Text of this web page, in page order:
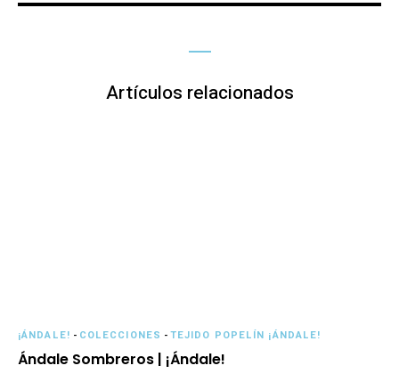
Artículos relacionados
¡ÁNDALE! - COLECCIONES -TEJIDO POPELÍN ¡ÁNDALE!
Ándale Sombreros | ¡Ándale!